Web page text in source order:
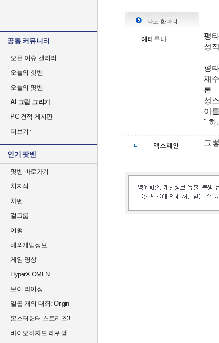
공통 커뮤니티
오픈 이슈 갤러리
오늘의 핫벤
오늘의 팟벤
AI 그림 그리기
PC 견적 게시판
더보기
인기 팟벤
팟벤 바로가기
치지직
차벤
걸그룹
여행
해외게임정보
게임 영상
HyperX OMEN
브이 라이징
일곱 개의 대죄: Origin
몬스터헌터 스토리즈3
바이오하자드 레퀴엠
나도 한마디
예테루나
평
성
평
재
론
성
이
" 하
맥스폐인 그